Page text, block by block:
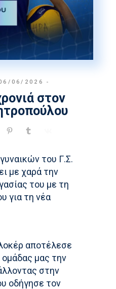
06/2026
στον
του Γ.Σ.
με χαρά την
του με τη
για τη νέα
αποτέλεσε
μας την
στην
οδήγησε τον